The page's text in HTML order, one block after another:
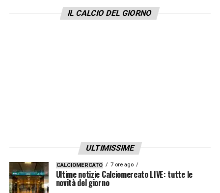
IL CALCIO DEL GIORNO
ULTIMISSIME
CALCIOMERCATO 7 ore ago
Ultime notizie Calciomercato LIVE: tutte le
novità del giorno